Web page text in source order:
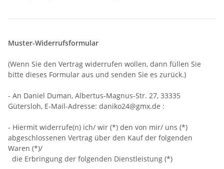
Muster-Widerrufsformular
(Wenn Sie den Vertrag widerrufen wollen, dann füllen Sie
bitte dieses Formular aus und senden Sie es zurück.)
- An Daniel Duman, Albertus-Magnus-Str. 27, 33335
Gütersloh, E-Mail-Adresse: daniko24@gmx.de :
- Hiermit widerrufe(n) ich/ wir (*) den von mir/ uns (*)
abgeschlossenen Vertrag über den Kauf der folgenden
Waren (*)/
die Erbringung der folgenden Dienstleistung (*)